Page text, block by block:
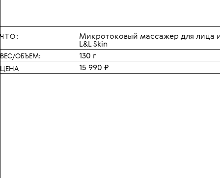
Микротоковый массажер для лица
L&L Skin
130 г
15 990 ₽
ЧТО:
ВЕС/ОБЪЕМ:
ЦЕНА